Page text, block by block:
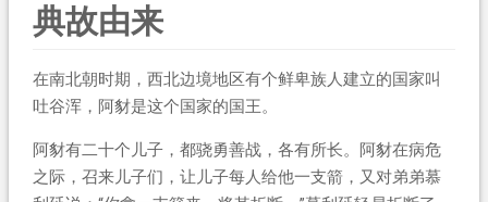
典故由来
在南北朝时期，西北边境地区有个鲜卑族人建立的国家叫
吐谷浑，阿豺是这个国家的国王。
阿豺有二十个儿子，都骁勇善战，各有所长。阿豺在病危
之际，召来儿子们，让儿子每人给他一支箭，又对弟弟慕